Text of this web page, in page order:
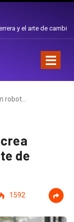
en Corporación
robot…
de
1592